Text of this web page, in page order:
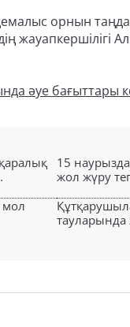
демалыс орнын
жауапкершілігі
әуе бағыттары
15
жол жүру
мол
тауларында